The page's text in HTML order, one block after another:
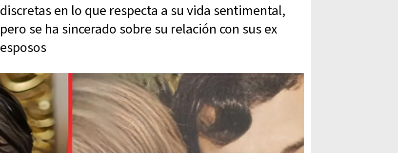
discretas en lo que respecta a su vida sentimental,
pero se ha sincerado sobre su relación con sus ex
esposos